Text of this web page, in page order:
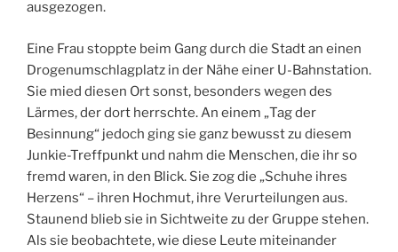
ausgezogen.
Eine Frau stoppte beim Gang durch die Stadt an einen
Drogenumschlagplatz in der Nähe einer U-Bahnstation.
Sie mied diesen Ort sonst, besonders wegen des
Lärmes, der dort herrschte. An einem „Tag der
Besinnung“ jedoch ging sie ganz bewusst zu diesem
Junkie-Treffpunkt und nahm die Menschen, die ihr so
fremd waren, in den Blick. Sie zog die „Schuhe ihres
Herzens“ – ihren Hochmut, ihre Verurteilungen aus.
Staunend blieb sie in Sichtweite zu der Gruppe stehen.
Als sie beobachtete, wie diese Leute miteinander